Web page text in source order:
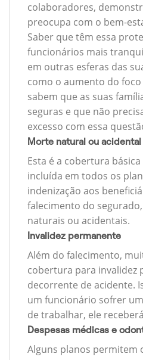
colaboradores,
preocupa com o bem-
Saber que têm essa
funcionários mais
em outras esferas das
como o aumento do
sabem que as suas
seguras e que não
excesso com essa
Morte natural ou acidental
Esta é a cobertura
incluída em todos os
indenização aos
falecimento do
naturais ou acidentais.
Invalidez permanente
Além do falecimento,
cobertura para invalidez
decorrente de acidente.
um funcionário sofrer
de trabalhar, ele
Despesas médicas e
Alguns planos permitem